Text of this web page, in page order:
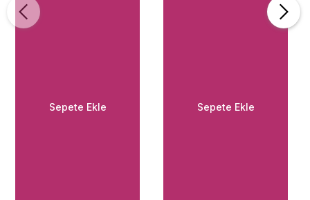
Sepete Ekle Sepete Ekle